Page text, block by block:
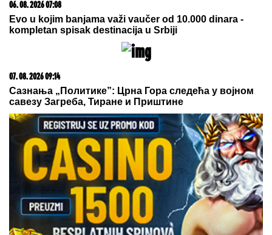
06. 08. 2026 07:08
Evo u kojim banjama važi vaučer od 10.000 dinara -
kompletan spisak destinacija u Srbiji
07. 08. 2026 09:14
Сазнања „Политике”: Црна Гора следећа у војном
савезу Загреба, Тиране и Приштине